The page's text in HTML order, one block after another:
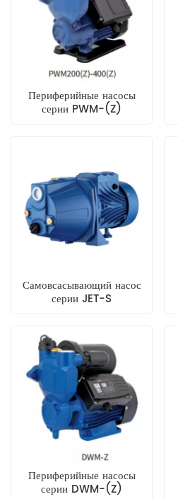
Периферийные насосы
серии PWM-(Z)
Самовсасывающий насос
серии JET-S
Периферийные насосы
серии DWM-(Z)